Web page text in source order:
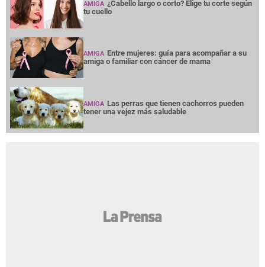
AMIGA ¿Cabello largo o corto? Elige tu corte según
tu cuello
AMIGA Entre mujeres: guía para acompañar a su
amiga o familiar con cáncer de mama
AMIGA Las perras que tienen cachorros pueden
tener una vejez más saludable